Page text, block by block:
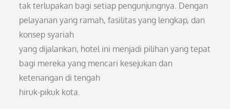
tak terlupakan bagi setiap pengunjungnya. Dengan
pelayanan yang ramah, fasilitas yang lengkap, dan
konsep syariah
yang dijalankan, hotel ini menjadi pilihan yang tepat
bagi mereka yang mencari kesejukan dan
ketenangan di tengah
hiruk-pikuk kota.